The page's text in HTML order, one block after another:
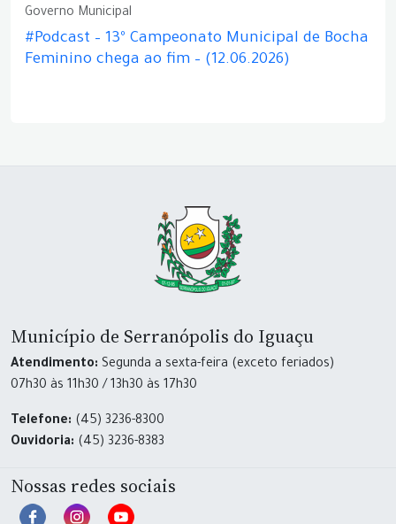
Governo Municipal
#Podcast – 13º Campeonato Municipal de Bocha
Feminino chega ao fim – (12.06.2026)
Município de Serranópolis do Iguaçu
Atendimento: Segunda a sexta-feira (exceto feriados)
07h30 às 11h30 / 13h30 às 17h30
Telefone: (45) 3236-8300
Ouvidoria: (45) 3236-8383
Nossas redes sociais